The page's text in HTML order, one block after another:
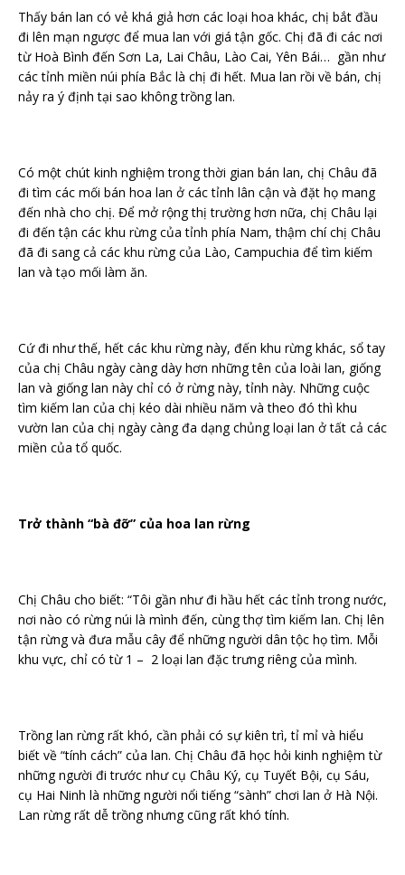
Thấy bán lan có vẻ khá giả hơn các loại hoa khác, chị bắt đầu
đi lên mạn ngược để mua lan với giá tận gốc. Chị đã đi các nơi
từ Hoà Bình đến Sơn La, Lai Châu, Lào Cai, Yên Bái… gần như
các tỉnh miền núi phía Bắc là chị đi hết. Mua lan rồi về bán, chị
nảy ra ý định tại sao không trồng lan.
Có một chút kinh nghiệm trong thời gian bán lan, chị Châu đã
đi tìm các mối bán hoa lan ở các tỉnh lân cận và đặt họ mang
đến nhà cho chị. Để mở rộng thị trường hơn nữa, chị Châu lại
đi đến tận các khu rừng của tỉnh phía Nam, thậm chí chị Châu
đã đi sang cả các khu rừng của Lào, Campuchia để tìm kiếm
lan và tạo mối làm ăn.
Cứ đi như thế, hết các khu rừng này, đến khu rừng khác, sổ tay
của chị Châu ngày càng dày hơn những tên của loài lan, giống
lan và giống lan này chỉ có ở rừng này, tỉnh này. Những cuộc
tìm kiếm lan của chị kéo dài nhiều năm và theo đó thì khu
vườn lan của chị ngày càng đa dạng chủng loại lan ở tất cả các
miền của tổ quốc.
Trở thành “bà đỡ” của hoa lan rừng
Chị Châu cho biết: “Tôi gần như đi hầu hết các tỉnh trong nước,
nơi nào có rừng núi là mình đến, cùng thợ tìm kiếm lan. Chị lên
tận rừng và đưa mẫu cây để những người dân tộc họ tìm. Mỗi
khu vực, chỉ có từ 1 – 2 loại lan đặc trưng riêng của mình.
Trồng lan rừng rất khó, cần phải có sự kiên trì, tỉ mỉ và hiểu
biết về “tính cách” của lan. Chị Châu đã học hỏi kinh nghiệm từ
những người đi trước như cụ Châu Ký, cụ Tuyết Bội, cụ Sáu,
cụ Hai Ninh là những người nổi tiếng “sành” chơi lan ở Hà Nội.
Lan rừng rất dễ trồng nhưng cũng rất khó tính.